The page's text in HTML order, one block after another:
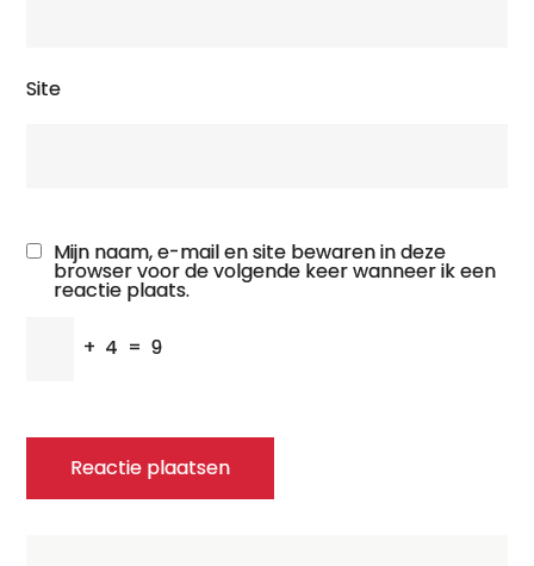
Site
Mijn naam, e-mail en site bewaren in deze
browser voor de volgende keer wanneer ik een
reactie plaats.
+ 4 = 9